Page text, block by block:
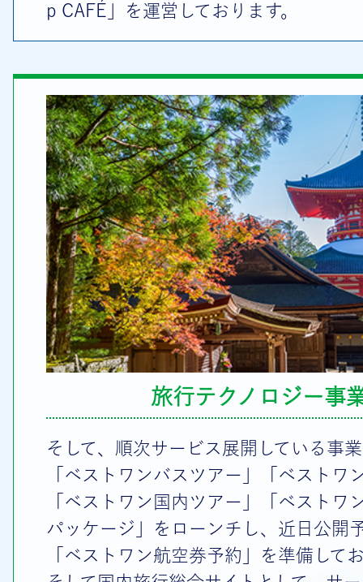
p CAFÉ」を運営しております。
旅行テクノロジー事
そして、順次サービス展開している事
「ベストワンバスツアー」「ベストワ
「ベストワン国内ツアー」「ベストワ
パッケージ」をローンチし、近日公開
「ベストワン航空券予約」を準備して